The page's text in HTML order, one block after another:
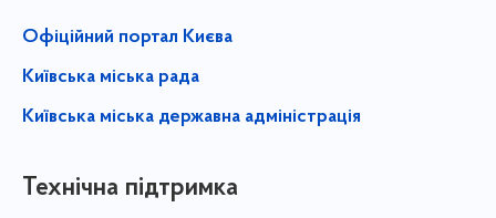
Офіційний портал Києва
Київська міська рада
Київська міська державна адміністрація
Технічна підтримка